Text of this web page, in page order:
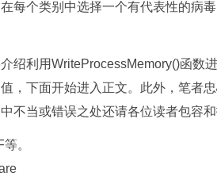
每个类别中选择一个有代表性的病
绍利用WriteProcessMemory()函数
，下面开始进入正文。此外，笔者
不当或错误之处还请各位读者包容和
。